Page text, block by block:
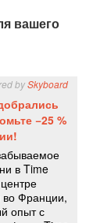
вашего